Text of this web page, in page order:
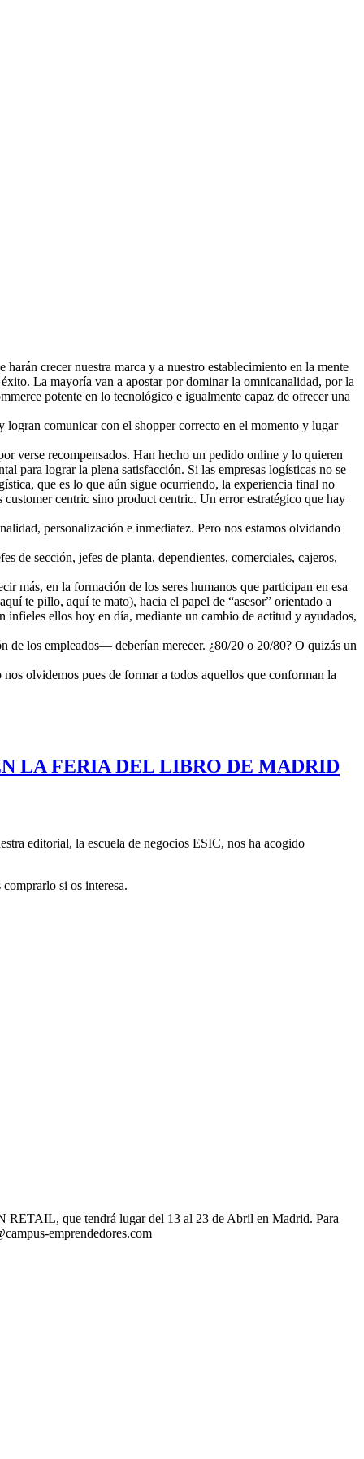
crecer nuestra marca y a nuestro establecimiento en la mente
La mayoría van a apostar por dominar la omnicanalidad, por la
potente en lo tecnológico e igualmente capaz de ofrecer una
comunicar con el shopper correcto en el momento y lugar
verse recompensados. Han hecho un pedido online y lo quieren
para lograr la plena satisfacción. Si las empresas logísticas no se
que es lo que aún sigue ocurriendo, la experiencia final no
centric sino product centric. Un error estratégico que hay
personalización e inmediatez. Pero nos estamos olvidando
de sección, jefes de planta, dependientes, comerciales, cajeros,
más, en la formación de los seres humanos que participan en esa
te pillo, aquí te mato), hacia el papel de “asesor” orientado a
infieles ellos hoy en día, mediante un cambio de actitud y ayudados,
de los empleados— deberían merecer. ¿80/20 o 20/80? O quizás un
olvidemos pues de formar a todos aquellos que conforman la
LA FERIA DEL LIBRO DE MADRID
editorial, la escuela de negocios ESIC, nos ha acogido
si os interesa.
que tendrá lugar del 13 al 23 de Abril en Madrid. Para
emprendedores.com